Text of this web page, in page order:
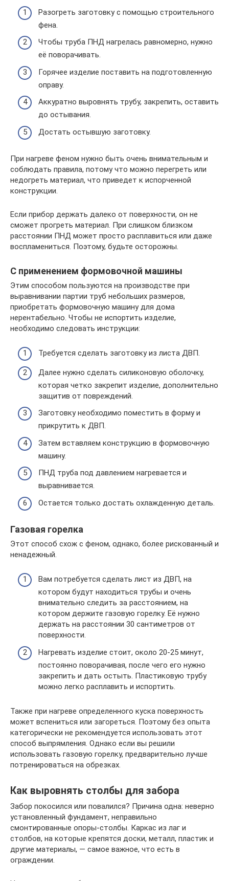
Разогреть заготовку с помощью строительного
фена.
Чтобы труба ПНД нагрелась равномерно, нужно
её поворачивать.
Горячее изделие поставить на подготовленную
оправу.
Аккуратно выровнять трубу, закрепить, оставить
до остывания.
Достать остывшую заготовку.
При нагреве феном нужно быть очень внимательным и
соблюдать правила, потому что можно перегреть или
недогреть материал, что приведет к испорченной
конструкции.
Если прибор держать далеко от поверхности, он не
сможет прогреть материал. При слишком близком
расстоянии ПНД может просто расплавиться или даже
воспламениться. Поэтому, будьте осторожны.
С применением формовочной машины
Этим способом пользуются на производстве при
выравнивании партии труб небольших размеров,
приобретать формовочную машину для дома
нерентабельно. Чтобы не испортить изделие,
необходимо следовать инструкции:
Требуется сделать заготовку из листа ДВП.
Далее нужно сделать силиконовую оболочку,
которая четко закрепит изделие, дополнительно
защитив от повреждений.
Заготовку необходимо поместить в форму и
прикрутить к ДВП.
Затем вставляем конструкцию в формовочную
машину.
ПНД труба под давлением нагревается и
выравнивается.
Остается только достать охлажденную деталь.
Газовая горелка
Этот способ схож с феном, однако, более рискованный и
ненадежный.
Вам потребуется сделать лист из ДВП, на
котором будут находиться трубы и очень
внимательно следить за расстоянием, на
котором держите газовую горелку. Её нужно
держать на расстоянии 30 сантиметров от
поверхности.
Нагревать изделие стоит, около 20-25 минут,
постоянно поворачивая, после чего его нужно
закрепить и дать остыть. Пластиковую трубу
можно легко расплавить и испортить.
Также при нагреве определенного куска поверхность
может вспениться или загореться. Поэтому без опыта
категорически не рекомендуется использовать этот
способ выпрямления. Однако если вы решили
использовать газовую горелку, предварительно лучше
потренироваться на обрезках.
Как выровнять столбы для забора
Забор покосился или повалился? Причина одна: неверно
установленный фундамент, неправильно
смонтированные опоры-столбы. Каркас из лаг и
столбов, на которые крепятся доски, металл, пластик и
другие материалы, — самое важное, что есть в
ограждении.